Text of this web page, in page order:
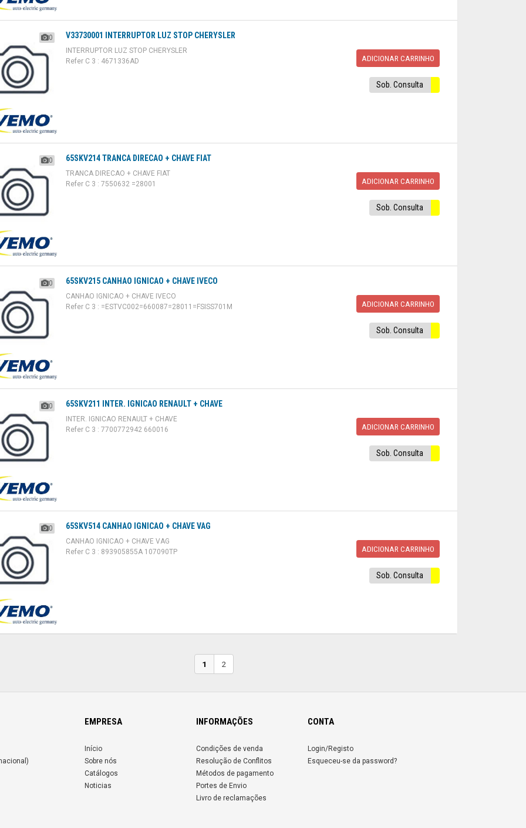
0 V33730001 INTERRUPTOR LUZ STOP CHERYSLER
INTERRUPTOR LUZ STOP CHERYSLER
Refer C 3 : 4671336AD
ADICIONAR CARRINHO
Sob. Consulta
0 65SKV214 TRANCA DIRECAO + CHAVE FIAT
TRANCA DIRECAO + CHAVE FIAT
Refer C 3 : 7550632 =28001
ADICIONAR CARRINHO
Sob. Consulta
0 65SKV215 CANHAO IGNICAO + CHAVE IVECO
CANHAO IGNICAO + CHAVE IVECO
Refer C 3 : =ESTVC002=660087=28011=FSISS701M
ADICIONAR CARRINHO
Sob. Consulta
0 65SKV211 INTER. IGNICAO RENAULT + CHAVE
INTER. IGNICAO RENAULT + CHAVE
Refer C 3 : 7700772942 660016
ADICIONAR CARRINHO
Sob. Consulta
0 65SKV514 CANHAO IGNICAO + CHAVE VAG
CANHAO IGNICAO + CHAVE VAG
Refer C 3 : 893905855A 107090TP
ADICIONAR CARRINHO
Sob. Consulta
1 2
EMPRESA
Início
Sobre nós
Catálogos
Noticias
INFORMAÇÕES
Condições de venda
Resolução de Conflitos
Métodos de pagamento
Portes de Envio
Livro de reclamações
CONTA
Login/Registo
Esqueceu-se da password?